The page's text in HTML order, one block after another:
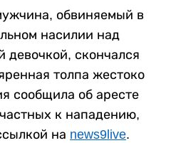
обвиняемый в
насилии над
девочкой, скончался
толпа жестоко
сообщила об аресте
к нападению,
на news9live.